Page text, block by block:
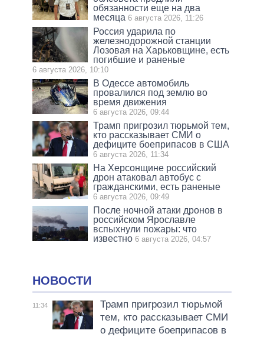
обязанности еще на два
месяца 6 августа 2026, 11:26
Россия ударила по
железнодорожной станции
Лозовая на Харьковщине, есть
погибшие и раненые
6 августа 2026, 10:10
В Одессе автомобиль
провалился под землю во
время движения
6 августа 2026, 09:44
Трамп пригрозил тюрьмой тем,
кто рассказывает СМИ о
дефиците боеприпасов в США
6 августа 2026, 11:34
На Херсонщине российский
дрон атаковал автобус с
гражданскими, есть раненые
6 августа 2026, 09:49
После ночной атаки дронов в
российском Ярославле
вспыхнули пожары: что
известно 6 августа 2026, 04:57
НОВОСТИ
11:34
Трамп пригрозил тюрьмой
тем, кто рассказывает СМИ
о дефиците боеприпасов в